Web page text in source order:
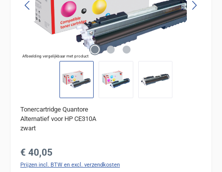
Afbeelding vergelijkbaar met product
Tonercartridge Quantore
Alternatief voor HP CE310A
zwart
Normale prijs:
€ 40,05
Prijzen incl. BTW en excl. verzendkosten